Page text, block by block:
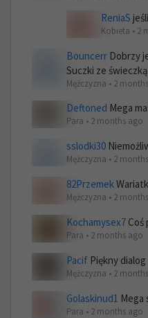
ReniaS
Kobieta • 2
Bouncerr Dobrzy
Suczki ze
Mężczyzna • 2
Deftoned Mega
Para • 2 months ago
sslodki30
Mężczyzna • 2
82Przemek
Mężczyzna • 2
Kochamysex7 Coś
Para • 2 months ago
Pacif Piękny dialog
Mężczyzna • 2
Golaskinud1 Mega
Para • 2 months ago